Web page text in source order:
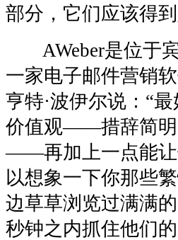
部分，它们应该得到
AWeber是位于宾
一家电子邮件营销
亨特·波伊尔说：“
价值观——措辞简明
——再加上一点能让
以想象一下你那些
边草草浏览过满满
秒钟之内抓住他们